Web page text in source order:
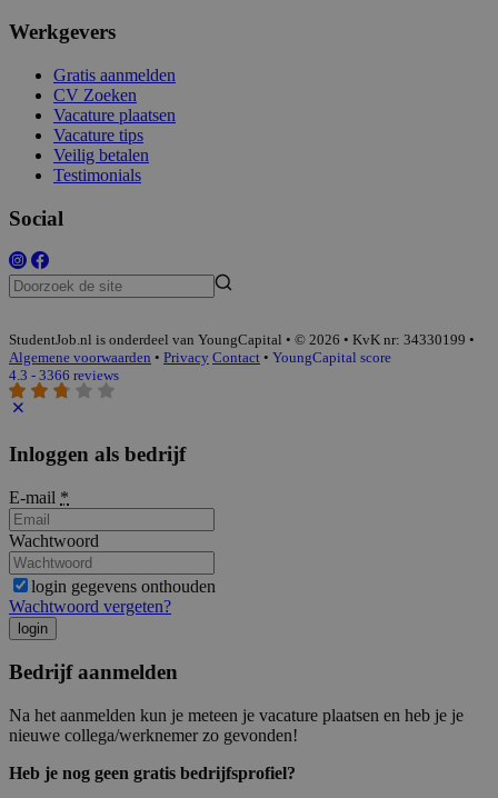
Werkgevers
Gratis aanmelden
CV Zoeken
Vacature plaatsen
Vacature tips
Veilig betalen
Testimonials
Social
StudentJob.nl is onderdeel van YoungCapital • © 2026 • KvK nr: 34330199 •
Algemene voorwaarden • Privacy Contact • YoungCapital score
4.3 - 3366 reviews
Inloggen als bedrijf
E-mail *
Wachtwoord
login gegevens onthouden
Wachtwoord vergeten?
login
Bedrijf aanmelden
Na het aanmelden kun je meteen je vacature plaatsen en heb je je
nieuwe collega/werknemer zo gevonden!
Heb je nog geen gratis bedrijfsprofiel?